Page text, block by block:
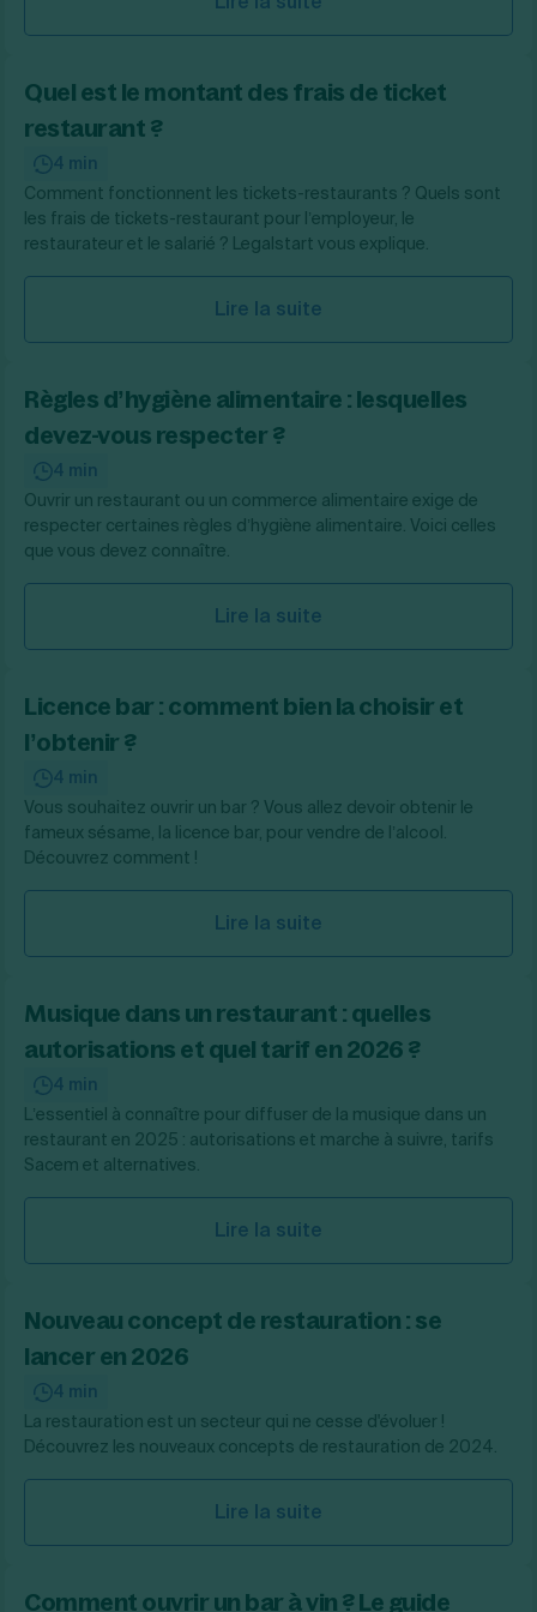
Quel est le montant des frais de ticket
restaurant ?
4 min
Comment fonctionnent les tickets-restaurants ? Quels sont
les frais de tickets-restaurant pour l’employeur, le
restaurateur et le salarié ? Legalstart vous explique.
Lire la suite
Règles d’hygiène alimentaire : lesquelles
devez-vous respecter ?
4 min
Ouvrir un restaurant ou un commerce alimentaire exige de
respecter certaines règles d’hygiène alimentaire. Voici celles
que vous devez connaître.
Lire la suite
Licence bar : comment bien la choisir et
l’obtenir ?
4 min
Vous souhaitez ouvrir un bar ? Vous allez devoir obtenir le
fameux sésame, la licence bar, pour vendre de l’alcool.
Découvrez comment !
Lire la suite
Musique dans un restaurant : quelles
autorisations et quel tarif en 2026 ?
4 min
L’essentiel à connaître pour diffuser de la musique dans un
restaurant en 2025 : autorisations et marche à suivre, tarifs
Sacem et alternatives.
Lire la suite
Nouveau concept de restauration : se
lancer en 2026
4 min
La restauration est un secteur qui ne cesse d'évoluer !
Découvrez les nouveaux concepts de restauration de 2024.
Lire la suite
Comment ouvrir un bar à vin ? Le guide